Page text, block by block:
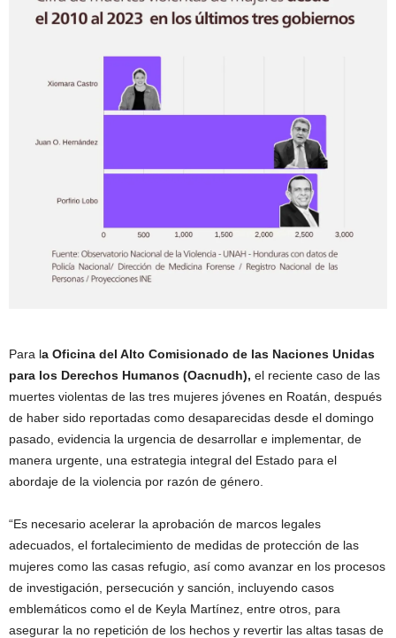
Para la Oficina del Alto Comisionado de las Naciones Unidas
para los Derechos Humanos (Oacnudh), el reciente caso de las
muertes violentas de las tres mujeres jóvenes en Roatán, después
de haber sido reportadas como desaparecidas desde el domingo
pasado, evidencia la urgencia de desarrollar e implementar, de
manera urgente, una estrategia integral del Estado para el
abordaje de la violencia por razón de género.
“Es necesario acelerar la aprobación de marcos legales
adecuados, el fortalecimiento de medidas de protección de las
mujeres como las casas refugio, así como avanzar en los procesos
de investigación, persecución y sanción, incluyendo casos
emblemáticos como el de Keyla Martínez, entre otros, para
asegurar la no repetición de los hechos y revertir las altas tasas de